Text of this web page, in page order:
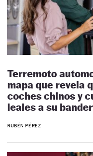
Terremoto
mapa que revela
coches chinos y
leales a su
RUBÉN PÉREZ